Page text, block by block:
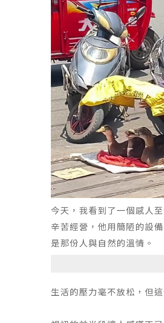
今天，我看到了一個感人
辛苦經營，他用簡陋的設
是那份人與自然的溫情。
生活的壓力毫不放松，但